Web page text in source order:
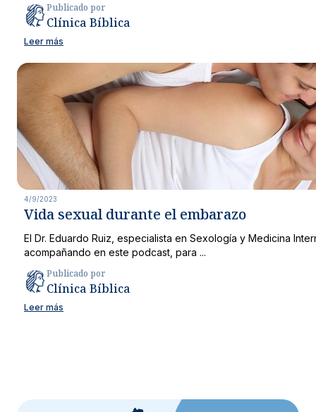
Publicado por
Clínica Bíblica
Leer más
4/9/2023
Vida sexual durante el embarazo
El Dr. Eduardo Ruiz, especialista en Sexología y Medicina
acompañando en este podcast, para ...
Publicado por
Clínica Bíblica
Leer más